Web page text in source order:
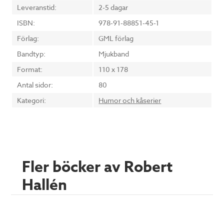
Leveranstid:
2-5 dagar
ISBN:
978-91-88851-45-1
Förlag:
GML förlag
Bandtyp:
Mjukband
Format:
110 x 178
Antal sidor:
80
Kategori:
Humor och kåserier
Fler böcker av Robert
Hallén